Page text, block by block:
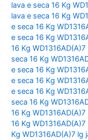
lava e seca 16 Kg
lava e seca 16 Kg
e seca 16 Kg
e seca 16 Kg
16 Kg
seca 16 Kg
e seca 16 Kg
e seca 16 Kg
e seca 16 Kg
seca 16 Kg
16 Kg
16 Kg
Kg WD1316AD(A)7 lg